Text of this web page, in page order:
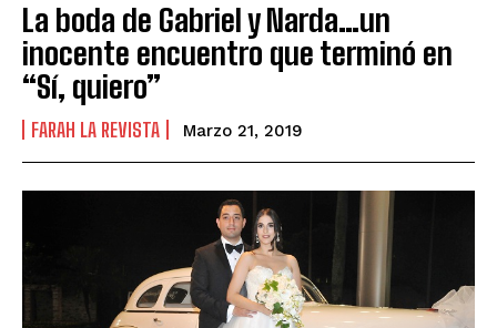
La boda de Gabriel y Narda…un
inocente encuentro que terminó en
“Sí, quiero”
FARAH LA REVISTA Marzo 21, 2019